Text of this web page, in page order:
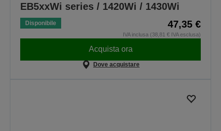
EB5xxWi series / 1420Wi / 1430Wi
Disponibile 47,35 €
IVA inclusa (38,81 € IVA esclusa)
Acquista ora
Dove acquistare